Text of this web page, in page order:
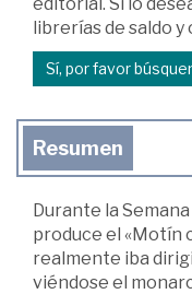
librerías de saldo y
Sí, por favor
Resumen
Durante la
produce el «Motín
realmente iba
viéndose el